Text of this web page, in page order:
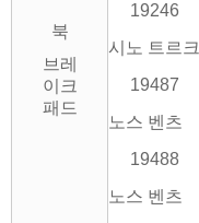
북
브레
이크
패드
19246
시노 트르크
19487
노스 벤츠
19488
노스 벤츠